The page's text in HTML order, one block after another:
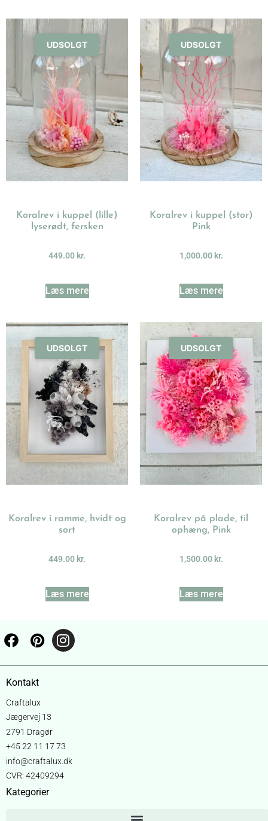
UDSOLGT
Koralrev i kuppel (lille)
lyserødt, fersken
449.00 kr.
Læs mere
UDSOLGT
Koralrev i kuppel (stor)
Pink
1,000.00 kr.
Læs mere
UDSOLGT
Koralrev i ramme, hvidt og
sort
449.00 kr.
Læs mere
UDSOLGT
Koralrev på plade, til
ophæng, Pink
1,500.00 kr.
Læs mere
Kontakt
Craftalux
Jægervej 13
2791 Dragør
+45 22 11 17 73
info@craftalux.dk
CVR: 42409294
Kategorier